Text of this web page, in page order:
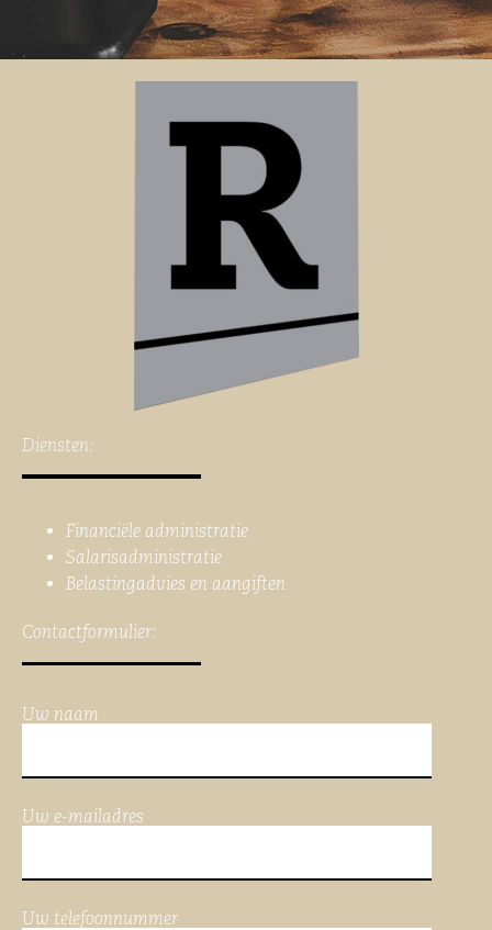
Diensten:
Financiële administratie
Salarisadministratie
Belastingadvies en aangiften
Contactformulier:
Uw naam
Uw e-mailadres
Uw telefoonnummer